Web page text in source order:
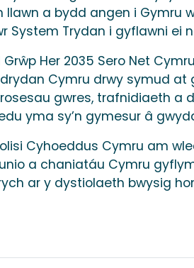
llawn a bydd angen i Gymru
System Trydan i gyflawni ei
Her 2035 Sero Net
Cymru drwy symud
gwres, trafnidiaeth a
yma sy’n gymesur â
Cyhoeddus Cymru am
a chaniatáu Cymru
ar y dystiolaeth bwysig